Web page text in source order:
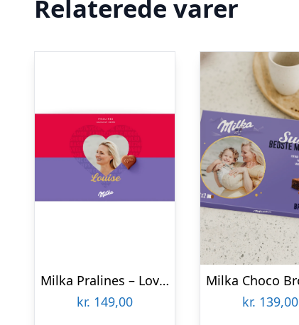
Relaterede varer
Milka Pralines – Love – Hjerter – 220 gram
kr. 149,00
kr. 139,00